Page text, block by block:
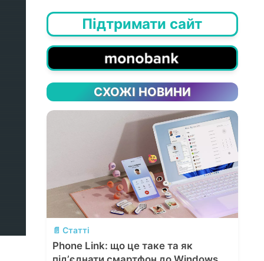
Підтримати сайт
СХОЖІ НОВИНИ
💬
📄 Статті
Phone Link: що це таке та як